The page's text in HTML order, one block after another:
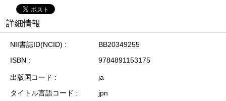
詳細情報
NII書誌ID(NCID)
BB20349255
ISBN
9784891153175
出版国コード
ja
タイトル言語コード
jpn